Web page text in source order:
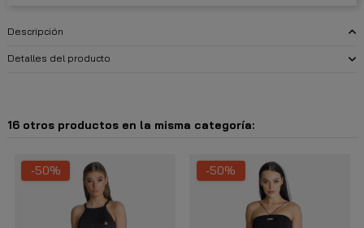
Descripción
Detalles del producto
16 otros productos en la misma categoría:
-50% -50%